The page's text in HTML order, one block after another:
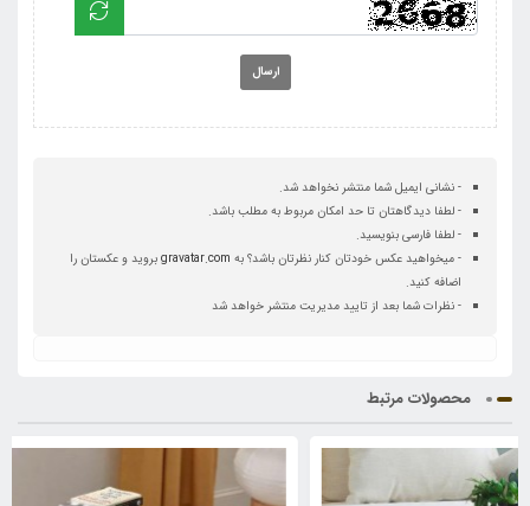
ارسال
- نشانی ایمیل شما منتشر نخواهد شد.
- لطفا دیدگاهتان تا حد امکان مربوط به مطلب باشد.
- لطفا فارسی بنویسید.
- میخواهید عکس خودتان کنار نظرتان باشد؟ به gravatar.comبروید و عکستان را
اضافه کنید.
- نظرات شما بعد از تایید مدیریت منتشر خواهد شد
محصولات مرتبط